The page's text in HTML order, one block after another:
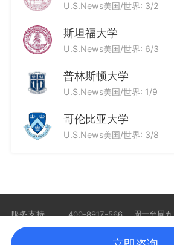
U.S.News美国/世界: 3/2
斯坦福大学
U.S.News美国/世界: 6/3
普林斯顿大学
U.S.News美国/世界: 1/9
哥伦比亚大学
U.S.News美国/世界: 3/8
服务支持 400-8917-566 周一至周五
加盟合作